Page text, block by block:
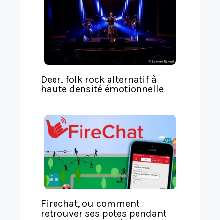
Deer, folk rock alternatif à
haute densité émotionnelle
Firechat, ou comment
retrouver ses potes pendant